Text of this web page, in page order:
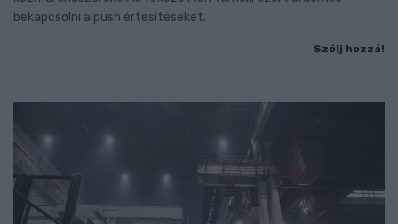
bekapcsolni a push értesítéseket.
Szólj hozzá!